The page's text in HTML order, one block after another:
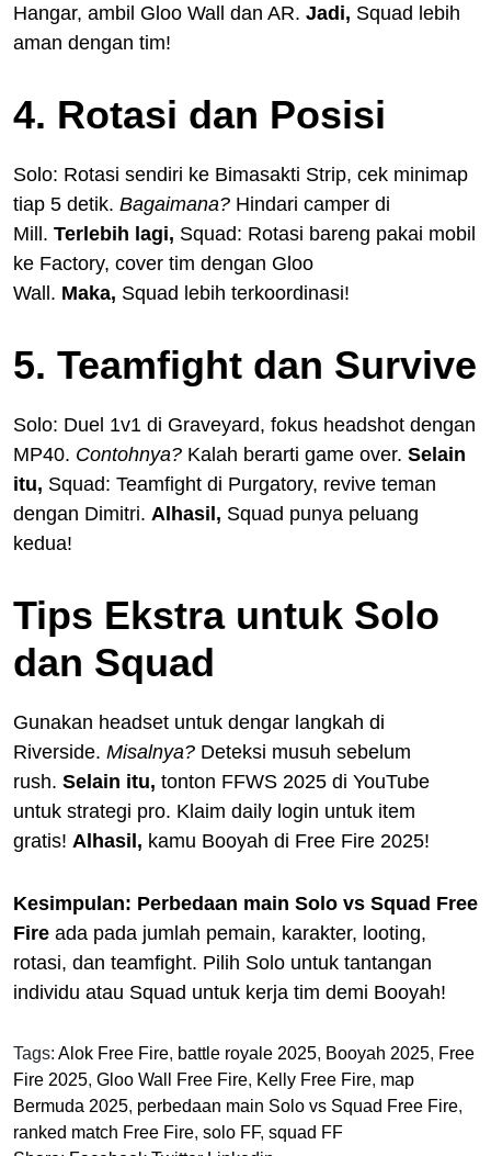
Hangar, ambil Gloo Wall dan AR. Jadi, Squad lebih
aman dengan tim!
4. Rotasi dan Posisi
Solo: Rotasi sendiri ke Bimasakti Strip, cek minimap
tiap 5 detik. Bagaimana? Hindari camper di
Mill. Terlebih lagi, Squad: Rotasi bareng pakai mobil
ke Factory, cover tim dengan Gloo
Wall. Maka, Squad lebih terkoordinasi!
5. Teamfight dan Survive
Solo: Duel 1v1 di Graveyard, fokus headshot dengan
MP40. Contohnya? Kalah berarti game over. Selain
itu, Squad: Teamfight di Purgatory, revive teman
dengan Dimitri. Alhasil, Squad punya peluang
kedua!
Tips Ekstra untuk Solo
dan Squad
Gunakan headset untuk dengar langkah di
Riverside. Misalnya? Deteksi musuh sebelum
rush. Selain itu, tonton FFWS 2025 di YouTube
untuk strategi pro. Klaim daily login untuk item
gratis! Alhasil, kamu Booyah di Free Fire 2025!
Kesimpulan: Perbedaan main Solo vs Squad Free
Fire ada pada jumlah pemain, karakter, looting,
rotasi, dan teamfight. Pilih Solo untuk tantangan
individu atau Squad untuk kerja tim demi Booyah!
Tags: Alok Free Fire, battle royale 2025, Booyah 2025, Free
Fire 2025, Gloo Wall Free Fire, Kelly Free Fire, map
Bermuda 2025, perbedaan main Solo vs Squad Free Fire,
ranked match Free Fire, solo FF, squad FF